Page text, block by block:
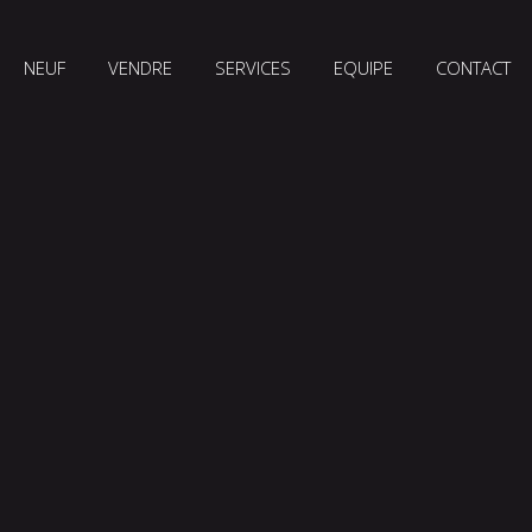
NEUF VENDRE SERVICES EQUIPE CONTACT